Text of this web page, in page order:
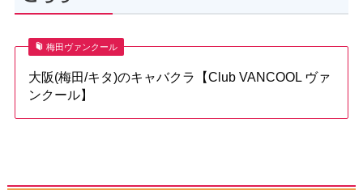
梅田ヴァンクール
大阪(梅田/キタ)のキャバクラ【Club VANCOOL ヴァ
ンクール】